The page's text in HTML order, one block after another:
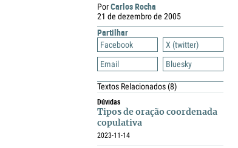
PorCarlos Rocha
21 de dezembro de 2005
Partilhar
Facebook
X (twitter)
Email
Bluesky
Textos Relacionados(8)
Dúvidas
Tipos de oração coordenada
copulativa
2023-11-14